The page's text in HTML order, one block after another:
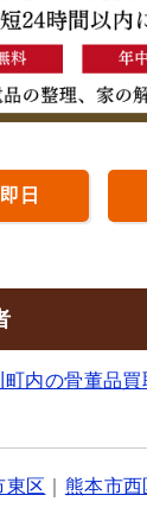
日
町内の骨董品買
東区 熊本市西